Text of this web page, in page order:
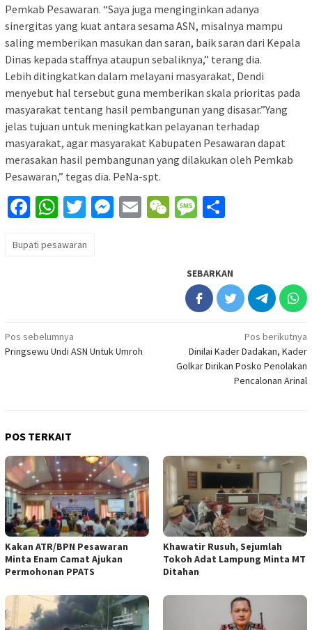
Pemkab Pesawaran. “Saya juga menginginkan adanya
sinergitas yang kuat antara sesama ASN, misalnya mampu
saling memberikan masukan dan saran, baik saran dari Kepala
Dinas kepada staffnya ataupun sebaliknya,” terang dia.
Lebih ditingkatkan dalam melayani masyarakat, Dendi
menyebut hal tersebut guna memberikan skala prioritas pada
masyarakat tentang hasil pembangunan yang disasar.”Yang
jelas tujuan untuk meningkatkan pelayanan terhadap
masyarakat, agar masyarakat Kabupaten Pesawaran dapat
merasakan hasil pembangunan yang dilakukan oleh Pemkab
Pesawaran,” tegas dia. PeNa-spt.
Facebook
WhatsApp
Twitter
Messenger
EmailWeChatMessage
Bupati pesawaran
SEBARKAN
Navigasi
pos
Pos sebelumnya
Pringsewu Undi ASN Untuk Umroh
Pos berikutnya
Dinilai Kader Dadakan, Kader
Golkar Dirikan Posko Penolakan
Pencalonan Arinal
POS TERKAIT
Kakan ATR/BPN Pesawaran
Minta Enam Camat Ajukan
Permohonan PPATS
Khawatir Rusuh, Sejumlah
Tokoh Adat Lampung Minta MT
Ditahan